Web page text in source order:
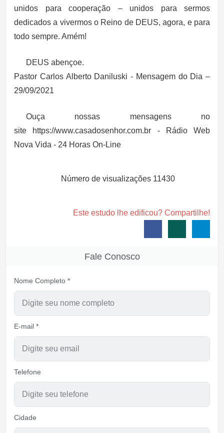
unidos para cooperação – unidos para sermos
dedicados a vivermos o Reino de DEUS, agora, e para
todo sempre. Amém!
DEUS abençoe.
Pastor Carlos Alberto Daniluski - Mensagem do Dia –
29/09/2021
Ouça nossas mensagens no
site https://www.casadosenhor.com.br - Rádio Web
Nova Vida - 24 Horas On-Line
Número de visualizações 11430
Este estudo lhe edificou? Compartilhe!
Fale Conosco
Nome Completo *
E-mail *
Telefone
Cidade